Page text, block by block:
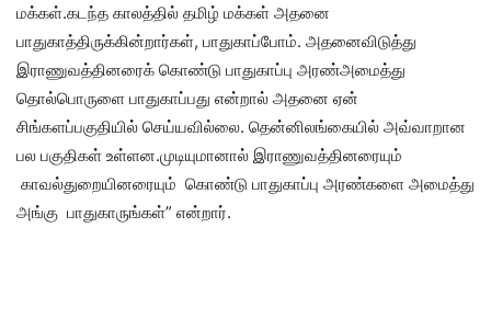
மக்கள்.கடந்த காலத்தில் தமிழ் மக்கள் அதனை
பாதுகாத்திருக்கின்றார்கள், பாதுகாப்போம். அதனைவிடுத்து
இராணுவத்தினரைக் கொண்டு பாதுகாப்பு அரண்அமைத்து
தொல்பொருளை பாதுகாப்பது என்றால் அதனை ஏன்
சிங்களப்பகுதியில் செய்யவில்லை. தென்னிலங்கையில் அவ்வாறான
பல பகுதிகள் உள்ளன.முடியுமானால் இராணுவத்தினரையும்
காவல்துறையினரையும் கொண்டு பாதுகாப்பு அரண்களை அமைத்து
அங்கு பாதுகாருங்கள்” என்றார்.